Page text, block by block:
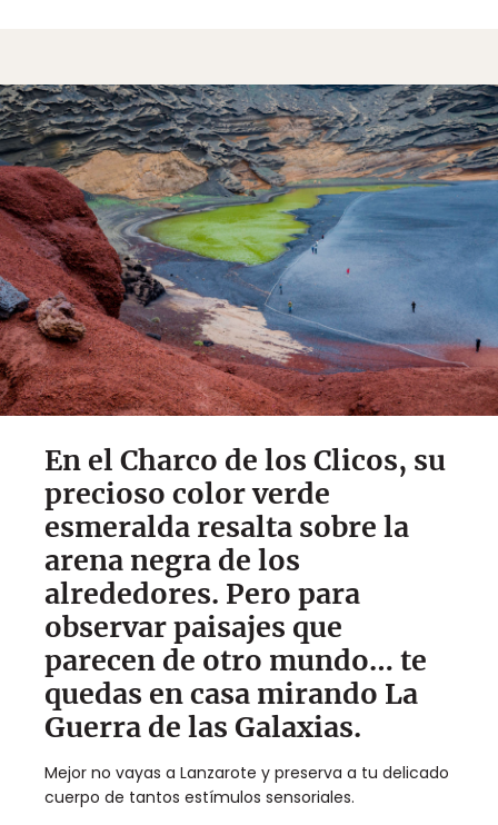
En el Charco de los Clicos, su
precioso color verde
esmeralda resalta sobre la
arena negra de los
alrededores. Pero para
observar paisajes que
parecen de otro mundo… te
quedas en casa mirando La
Guerra de las Galaxias.
Mejor no vayas a Lanzarote y preserva a tu delicado
cuerpo de tantos estímulos sensoriales.